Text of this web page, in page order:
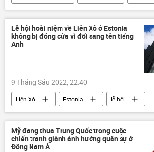
Cuộc khủng hoảng ở Ukraina
Các biện pháp trừng phạt chống Nga
Lễ hội hoài niệm về Liên Xô ở Estonia
không bị đóng cửa vì đổi sang tên tiếng
Anh
9 Tháng Sáu 2022, 22:40
Liên Xô Estonia
lễ hội
Xã hội
Văn hóa
Cuộc khủng hoảng ở Ukraina
Nga
Mỹ đang thua Trung Quốc trong cuộc
chiến tranh giành ảnh hưởng quân sự ở
Đông Nam Á